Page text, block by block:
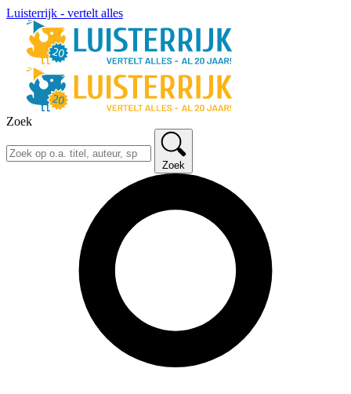
Luisterrijk - vertelt alles
Zoek
Zoek